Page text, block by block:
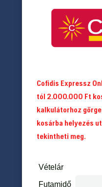
Cofidis Expressz
tól 2.000.000 Ft
kalkulátorhoz
kosárba helyezés
tekintheti meg.